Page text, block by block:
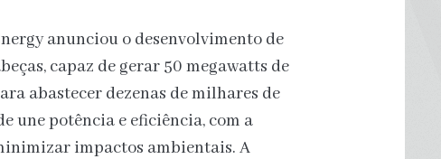
anunciou o desenvolvimento de
capaz de gerar 50 megawatts de
abastecer dezenas de milhares de
une potência e eficiência, com a
impactos ambientais. A